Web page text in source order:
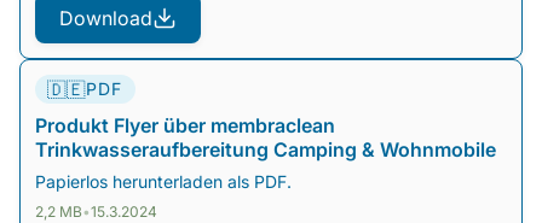
Download
🇩🇪PDF
Produkt Flyer über membraclean
Trinkwasseraufbereitung Camping & Wohnmobile
Papierlos herunterladen als PDF.
2,2 MB•15.3.2024